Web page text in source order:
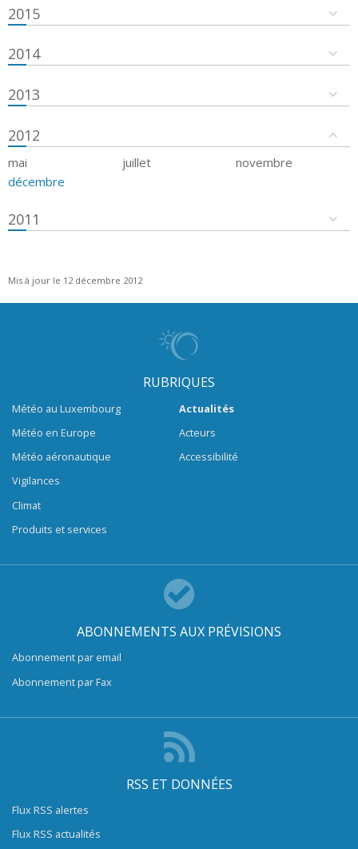
2015
2014
2013
2012
mai juillet
novembre
décembre
2011
Mis à jour le 12 décembre 2012
RUBRIQUES
Météo au Luxembourg
Météo en Europe
Météo aéronautique
Vigilances
Climat
Produits et services
Actualités
Acteurs
Accessibilité
ABONNEMENTS AUX PRÉVISIONS
Abonnement par email
Abonnement par Fax
RSS ET DONNÉES
Flux RSS alertes
Flux RSS actualités